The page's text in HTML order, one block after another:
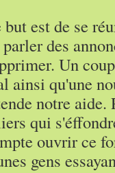
but est de se
des
Un
ainsi qu'une
notre
qui
ouvrir ce
gens